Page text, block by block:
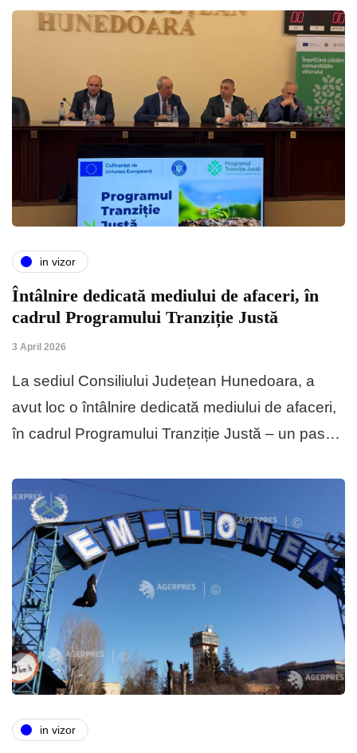
in vizor
Întâlnire dedicată mediului de afaceri, în
cadrul Programului Tranziție Justă
3 April 2026
La sediul Consiliului Județean Hunedoara, a
avut loc o întâlnire dedicată mediului de afaceri,
în cadrul Programului Tranziție Justă – un pas…
in vizor